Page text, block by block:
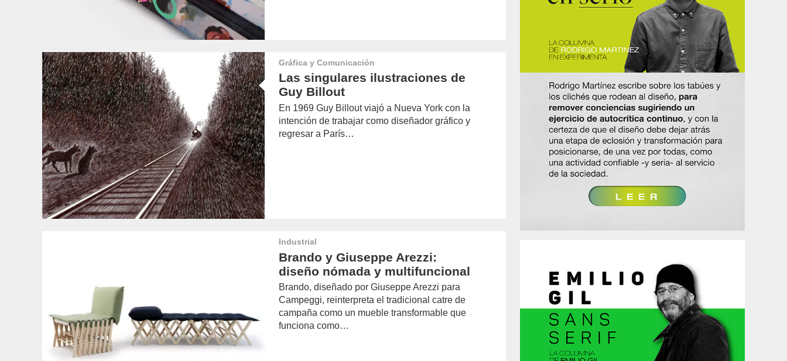
Gráfica y Comunicación
Las singulares ilustraciones de
Guy Billout
En 1969 Guy Billout viajó a Nueva York con la
intención de trabajar como diseñador gráfico y
regresar a París…
Industrial
Brando y Giuseppe Arezzi:
diseño nómada y multifuncional
Brando, diseñado por Giuseppe Arezzi para
Campeggi, reinterpreta el tradicional catre de
campaña como un mueble transformable que
funciona como…